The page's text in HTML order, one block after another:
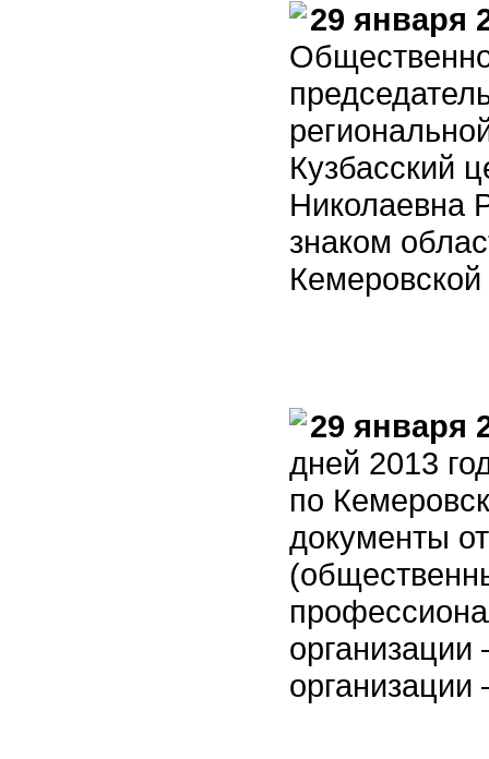
29 января
Кузбасский
Николаевна
знаком
29 января
дней 2013
по
документы
организации